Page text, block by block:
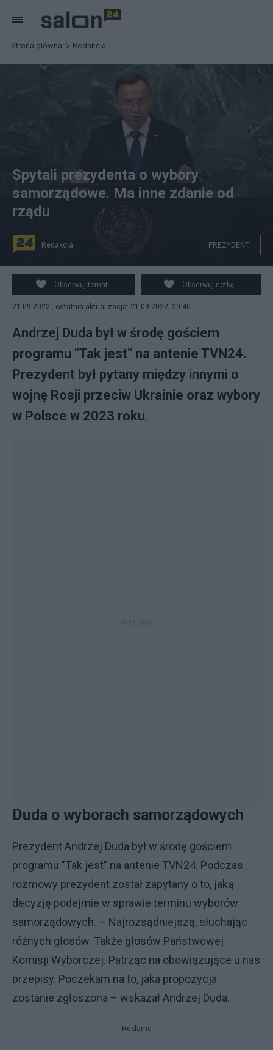
Strona główna Redakcja
Prezydent Andrzej Duda PAP/EPA/Peter Foley
Spytali prezydenta o wybory
samorządowe. Ma inne zdanie od
rządu
Redakcja PREZYDENT
Obserwuj temat Obserwuj notkę
21.09.2022 , ostatnia aktualizacja: 21.09.2022, 20:40
Andrzej Duda był w środę gościem
programu "Tak jest" na antenie TVN24.
Prezydent był pytany między innymi o
wojnę Rosji przeciw Ukrainie oraz wybory
w Polsce w 2023 roku.
Duda o wyborach samorządowych
Prezydent Andrzej Duda był w środę gościem
programu "Tak jest" na antenie TVN24. Podczas
rozmowy prezydent został zapytany o to, jaką
decyzję podejmie w sprawie terminu wyborów
samorządowych. – Najrozsądniejszą, słuchając
różnych głosów. Także głosów Państwowej
Komisji Wyborczej. Patrząc na obowiązujące u nas
przepisy. Poczekam na to, jaka propozycja
zostanie zgłoszona – wskazał Andrzej Duda.
Reklama